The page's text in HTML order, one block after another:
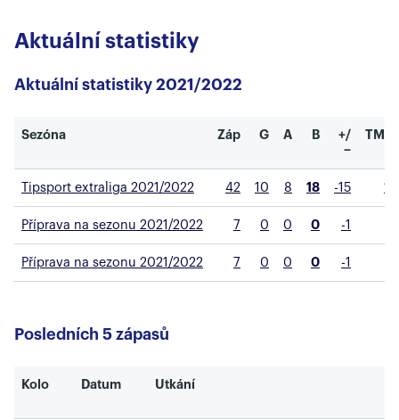
Aktuální statistiky
Aktuální statistiky 2021/2022
Sezóna Záp G A B
+/
−
TMin
Tipsport extraliga 2021/2022 42 10 8 18 -15 12
Příprava na sezonu 2021/2022 7 0 0 0 -1
Příprava na sezonu 2021/2022 7 0 0 0 -1
Posledních 5 zápasů
Kolo Datum Utkání